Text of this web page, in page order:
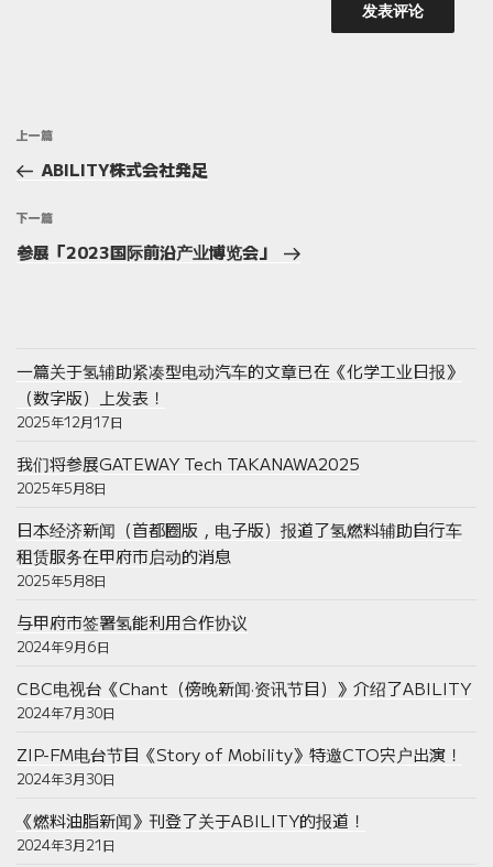
文
导
航
上
一
文
章
上一篇
ABILITY株式会社発足
下
一
下一篇
参展「2023国际前沿产业博览会」
一篇关于氢辅助紧凑型电动汽车的文章已在《化学工业日报》
（数字版）上发表！
2025年12月17日
我们将参展GATEWAY Tech TAKANAWA2025
2025年5月8日
日本经济新闻（首都圈版，电子版）报道了氢燃料辅助自行车
租赁服务在甲府市启动的消息
2025年5月8日
与甲府市签署氢能利用合作协议
2024年9月6日
CBC电视台《Chant（傍晚新闻·资讯节目）》介绍了ABILITY
2024年7月30日
ZIP-FM电台节目《Story of Mobility》特邀CTO宍户出演！
2024年3月30日
《燃料油脂新闻》刊登了关于ABILITY的报道！
2024年3月21日